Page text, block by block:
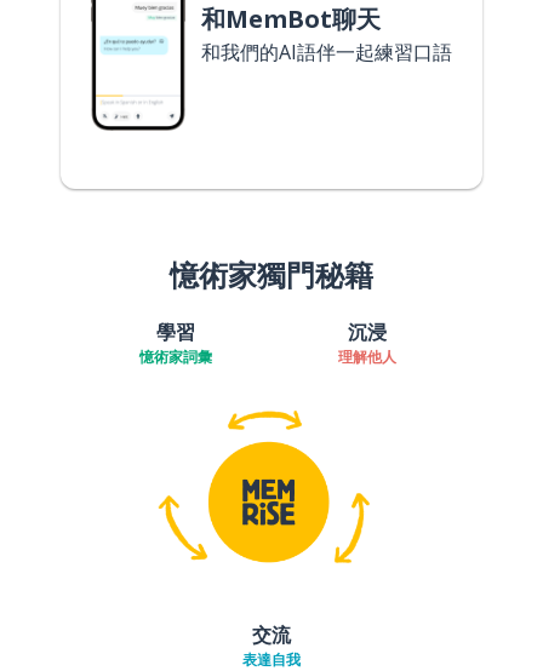
和MemBot聊天
和我們的AI語伴一起練習口語
憶術家獨門秘籍
學習
憶術家詞彙
沉浸
理解他人
交流
表達自我